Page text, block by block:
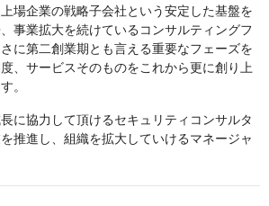
場企業の戦略子会社という安定した基盤を
事業拡大を続けているコンサルティングフ
に第二創業期とも言える重要なフェーズを
、サービスそのものをこれから更に創り上
。
に協力して頂けるセキュリティコンサルタ
推進し、組織を拡大していけるマネージャ